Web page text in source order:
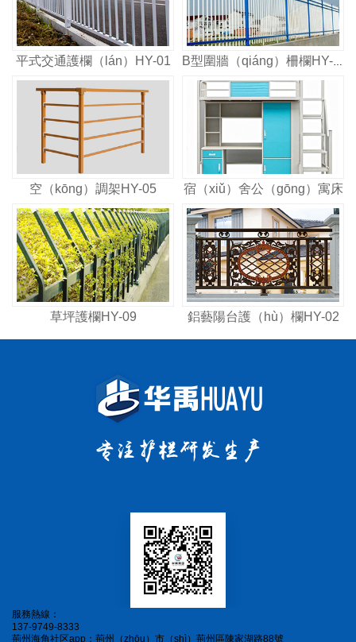
平式交通護欄（lán）HY-01
空（kōng）調架HY-05 宿（xiǔ）舍公（gōng）寓床
草坪護欄HY-09 鋁藝陽台護（hù）欄HY-02
服務熱線：
137-9749-8333
荊州海角社区app：荊州（zhōu）市（shì）荊州區陳家湖路88號